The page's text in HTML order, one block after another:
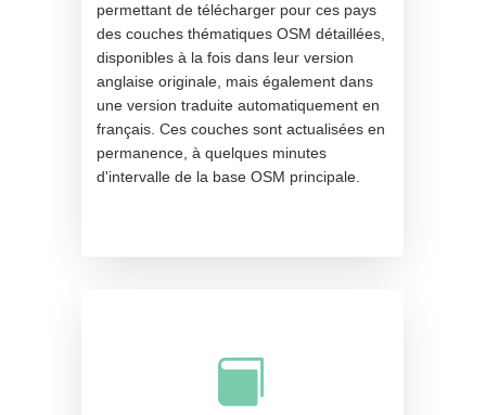
permettant de télécharger pour ces pays
des couches thématiques OSM détaillées,
disponibles à la fois dans leur version
anglaise originale, mais également dans
une version traduite automatiquement en
français. Ces couches sont actualisées en
permanence, à quelques minutes
d'intervalle de la base OSM principale.
